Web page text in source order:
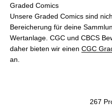
Graded Comics
Unsere Graded Comics sind
Bereicherung für deine
Wertanlage. CGC und CBCS
daher bieten wir einen CGC
an.
267